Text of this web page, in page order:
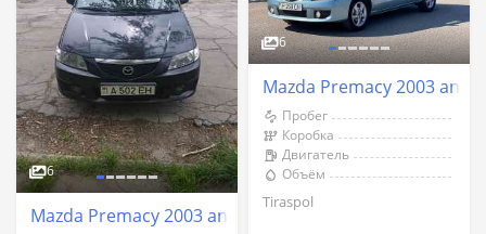
6
Mazda Premacy 2003 an Bender
6
Mazda Premacy 2003 an
Пробег
Коробка
Двигатель
Объём
Tiraspol